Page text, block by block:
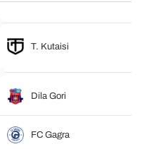
T. Kutaisi
Dila Gori
FC Gagra